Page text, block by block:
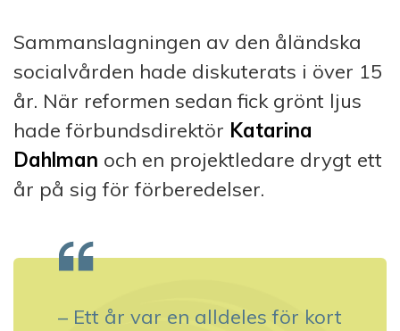
Sammanslagningen av den åländska
social­vården hade diskuterats i över 15
år. När reformen sedan fick grönt ljus
hade förbundsdirektör Katarina
Dahlman och en projektledare drygt ett
år på sig för förberedelser.
– Ett år var en alldeles för kort